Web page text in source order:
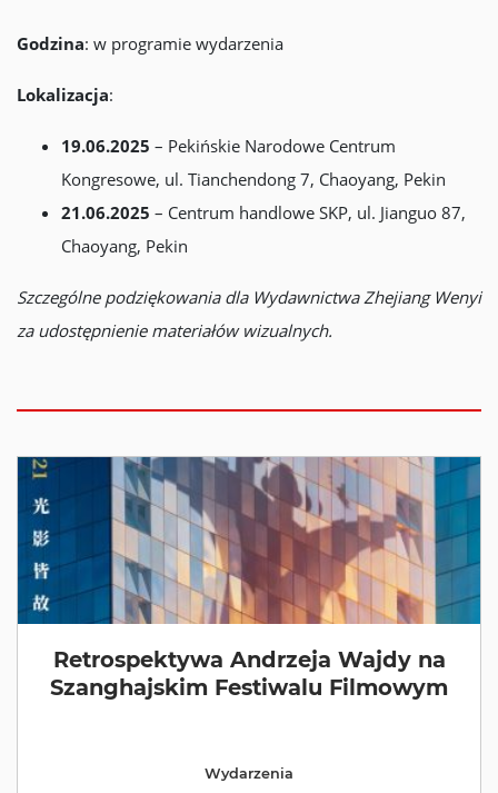
Godzina: w programie wydarzenia
Lokalizacja:
19.06.2025 – Pekińskie Narodowe Centrum
Kongresowe, ul. Tianchendong 7, Chaoyang, Pekin
21.06.2025 – Centrum handlowe SKP, ul. Jianguo 87,
Chaoyang, Pekin
Szczególne podziękowania dla Wydawnictwa Zhejiang Wenyi
za udostępnienie materiałów wizualnych.
Retrospektywa Andrzeja Wajdy na
Szanghajskim Festiwalu Filmowym
Wydarzenia